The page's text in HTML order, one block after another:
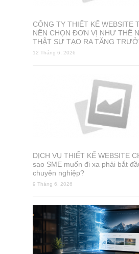
CÔNG TY THIẾT KẾ WEBSITE
NÊN CHỌN ĐƠN VỊ NHƯ THẾ
THẬT SỰ TẠO RA TĂNG
12 Tháng 6, 2026
DỊCH VỤ THIẾT KẾ WEBSITE
sao SME muốn đi xa phải bắt
chuyên nghiệp?
9 Tháng 6, 2026